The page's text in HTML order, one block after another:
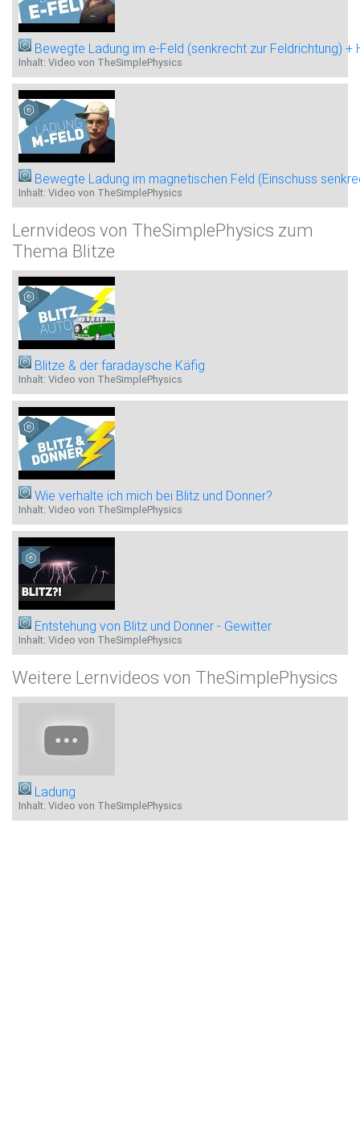
Bewegte Ladung im e-Feld (senkrecht zur Feldrichtung) +
Inhalt: Video von TheSimplePhysics
Bewegte Ladung im magnetischen Feld (Einschuss
Inhalt: Video von TheSimplePhysics
Lernvideos von TheSimplePhysics zum
Thema Blitze
Blitze & der faradaysche Käfig
Inhalt: Video von TheSimplePhysics
Wie verhalte ich mich bei Blitz und Donner?
Inhalt: Video von TheSimplePhysics
Entstehung von Blitz und Donner - Gewitter
Inhalt: Video von TheSimplePhysics
Weitere Lernvideos von TheSimplePhysics
Ladung
Inhalt: Video von TheSimplePhysics